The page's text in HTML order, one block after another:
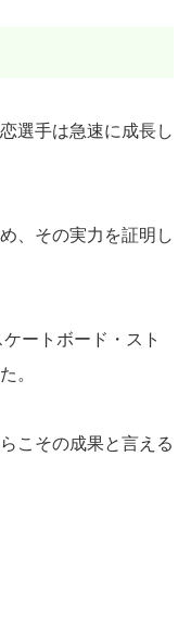
選手は急速に成長し
、その実力を証明し
ートボード・スト
。
こその成果と言える